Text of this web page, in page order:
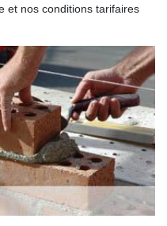
et nos conditions tarifaires